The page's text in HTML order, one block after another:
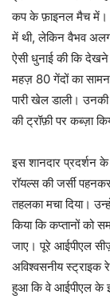
कप के फ़ाइनल मैच में।
में थी, लेकिन वैभव
ऐसी धुनाई की कि
महज़ 80 गेंदों का
पारी खेल डाली।
की ट्रॉफ़ी पर कब्ज़ा
इस शानदार प्रदर्शन
रॉयल्स की जर्सी
तहलका मचा दिया।
किया कि कप्तानों को
जाए। पूरे आईपीएल
अविश्वसनीय
हुआ कि वे आईपीएल के